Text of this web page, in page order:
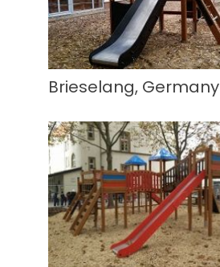
Brieselang, Germany